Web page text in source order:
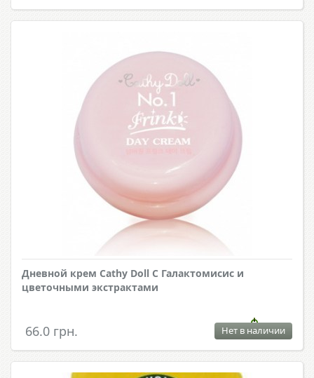
Дневной крем Cathy Doll С Галактомисис и
цветочными экстрактами
66.0 грн. Нет в наличии